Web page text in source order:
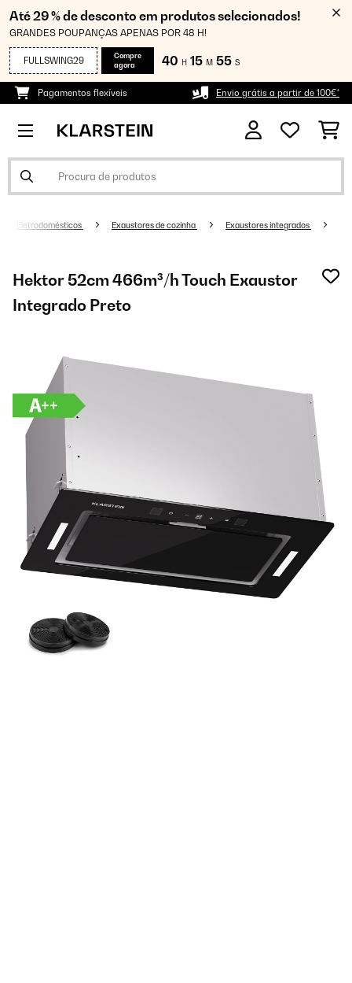
Até 29 % de desconto em produtos selecionados!
GRANDES POUPANÇAS APENAS POR 48 H!
FULLSWING29
Compre
agora
40 H 15 M 54 S
Pagamentos flexíveis Envio grátis a partir de 100€*
Eletrodomésticos Exaustores de cozinha Exaustores integrados
Hektor 52cm 466m³/h Touch Exaustor
Integrado Preto